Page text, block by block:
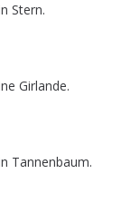
Stern.
Girlande.
Tannenbaum.